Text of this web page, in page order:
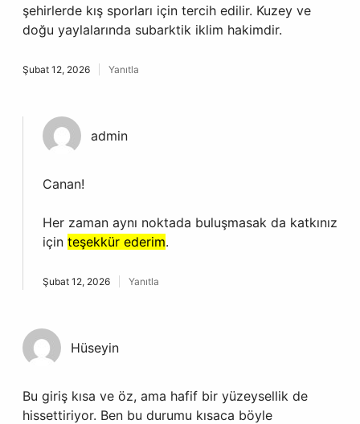
şehirlerde kış sporları için tercih edilir. Kuzey ve
doğu yaylalarında subarktik iklim hakimdir.
Şubat 12, 2026 Yanıtla
admin
Canan!
Her zaman aynı noktada buluşmasak da katkınız
için teşekkür ederim.
Şubat 12, 2026 Yanıtla
Hüseyin
Bu giriş kısa ve öz, ama hafif bir yüzeysellik de
hissettiriyor. Ben bu durumu kısaca böyle